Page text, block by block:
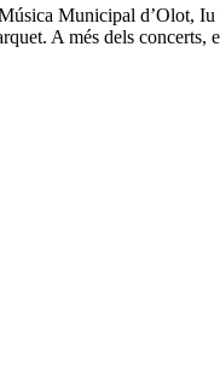
Municipal d’Olot,
A més dels concerts,